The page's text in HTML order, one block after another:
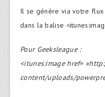
Il se génère via votre flux
dans la balise
Pour Geeksleague :
<itunes:image href=
content/uploads/